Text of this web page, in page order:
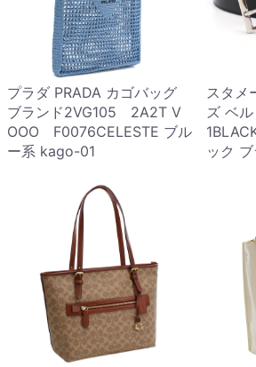
プラダ PRADA カゴバッグ
ブランド2VG105 2A2T V
OOO F0076CELESTE ブル
ー系 kago-01
スタメ
ズ ベ
ック